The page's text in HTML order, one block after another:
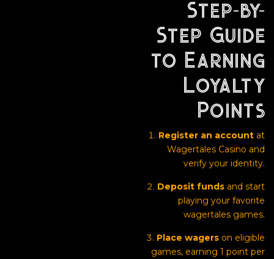
Step-by-
Step Guide
to Earning
Loyalty
Points
Register an account at
Wagertales Casino and
verify your identity.
Deposit funds and start
playing your favorite
wagertales games.
Place wagers on eligible
games, earning 1 point per